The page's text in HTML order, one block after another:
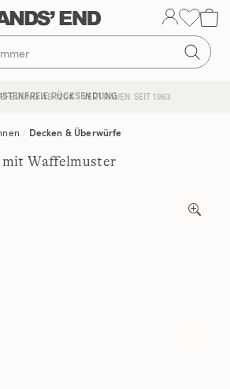
AB 120€ | VERTRAUEN SEIT 1963
RÜCKSENDUNG
Decken & Überwürfe
mit Waffelmuster